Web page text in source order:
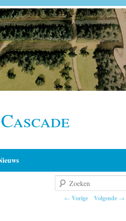
Berichtnavigatie
← Vorige Volgende →